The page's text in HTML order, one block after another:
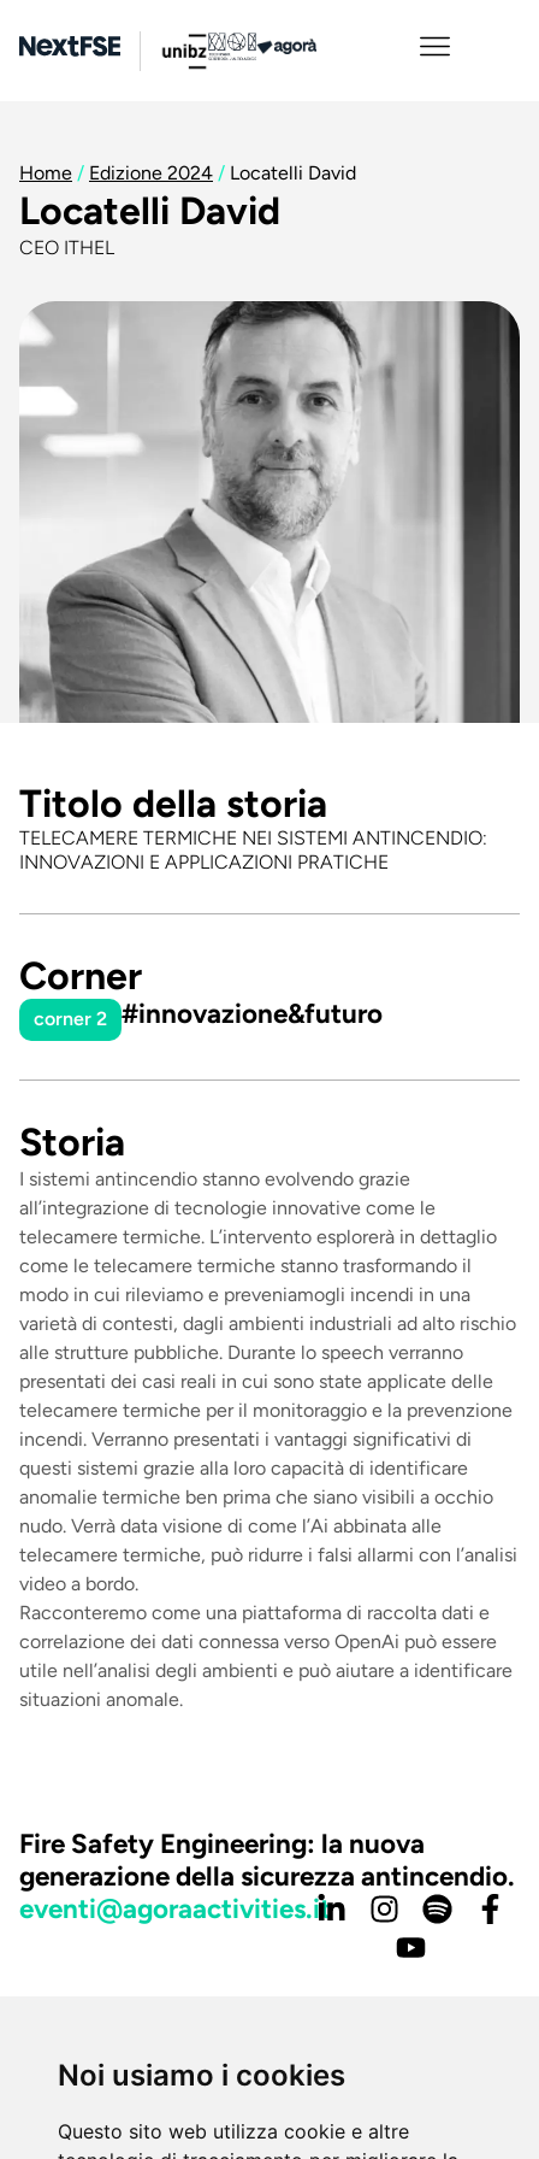
Noi usiamo i cookies
Questo sito web utilizza cookie e altre
Home / Edizione 2024 / Locatelli David
Locatelli David
CEO ITHEL
Titolo della storia
TELECAMERE TERMICHE NEI SISTEMI ANTINCENDIO:
INNOVAZIONI E APPLICAZIONI PRATICHE
Corner
corner 2 #innovazione&futuro
Storia
I sistemi antincendio stanno evolvendo grazie
all’integrazione di tecnologie innovative come le
telecamere termiche. L’intervento esplorerà in dettaglio
come le telecamere termiche stanno trasformando il
modo in cui rileviamo e preveniamogli incendi in una
varietà di contesti, dagli ambienti industriali ad alto rischio
alle strutture pubbliche. Durante lo speech verranno
presentati dei casi reali in cui sono state applicate delle
telecamere termiche per il monitoraggio e la prevenzione
incendi. Verranno presentati i vantaggi significativi di
questi sistemi grazie alla loro capacità di identificare
anomalie termiche ben prima che siano visibili a occhio
nudo. Verrà data visione di come l’Ai abbinata alle
telecamere termiche, può ridurre i falsi allarmi con l’analisi
video a bordo.
Racconteremo come una piattaforma di raccolta dati e
correlazione dei dati connessa verso OpenAi può essere
utile nell’analisi degli ambienti e può aiutare a identificare
situazioni anomale.
Fire Safety Engineering: la nuova
generazione della sicurezza antincendio.
eventi@agoraactivities.it
tel.: +39) 06 42020605 | (+39) 06 42020693
mob. (+39) 392 3206688